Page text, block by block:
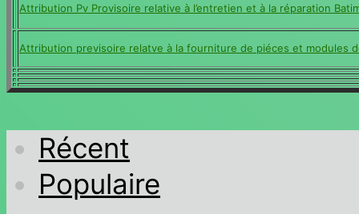
Attribution Pv Provisoire relative à l’entretien et à la réparation
Attribution previsoire relatve à la fourniture de piéces et modules
Récent
Populaire